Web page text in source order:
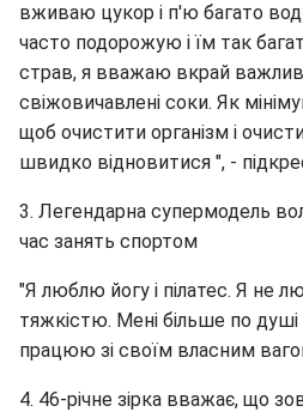
вживаю цукор і п'ю багато
часто подорожую і їм так
страв, я вважаю вкрай
свіжовичавлені соки. Як
щоб очистити організм і
швидко відновитися ", -
3. Легендарна супермодель
час занять спортом
"Я люблю йогу і пілатес. Я не
тяжкістю. Мені більше по
працюю зі своїм власним
4. 46-річне зірка вважає, що